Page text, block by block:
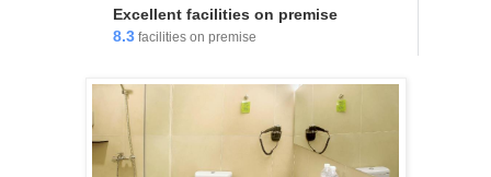
Excellent facilities on premise
8.3 facilities on premise